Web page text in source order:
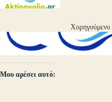
Χορηγούμενο
Μου αρέσει αυτό: